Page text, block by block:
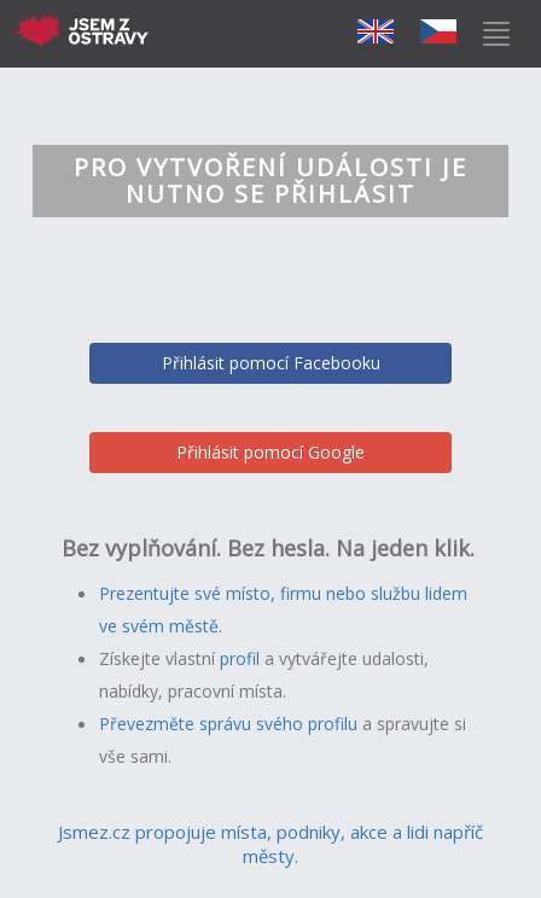
PRO VYTVOŘENÍ UDÁLOSTI JE
NUTNO SE PŘIHLÁSIT
Přihlásit pomocí Facebooku
Přihlásit pomocí Google
Bez vyplňování. Bez hesla. Na jeden klik.
Prezentujte své místo, firmu nebo službu lidem
ve svém městě.
Získejte vlastníprofil a vytvářejte udalosti,
nabídky, pracovní místa.
Převezměte správu svého profilu a spravujte si
vše sami.
Jsmez.cz propojuje místa, podniky, akce a lidi napříč
městy.